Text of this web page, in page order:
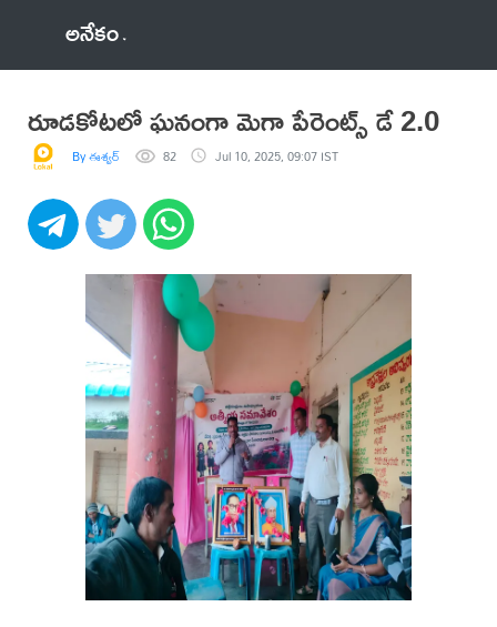
అనేకం
రూడకోటలో ఘనంగా మెగా పేరెంట్స్ డే 2.0
By ఈశ్వర్ 82 Jul 10, 2025, 09:07 IST